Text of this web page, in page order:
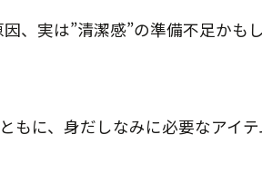
、実は”清潔感”の準備不足かも
もに、身だしなみに必要なアイ